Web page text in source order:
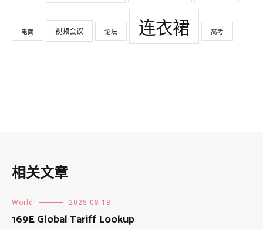
电商 视频会议 论坛 连衣裙 高考
相关文章
World 2025-08-18
169E Global Tariff Lookup